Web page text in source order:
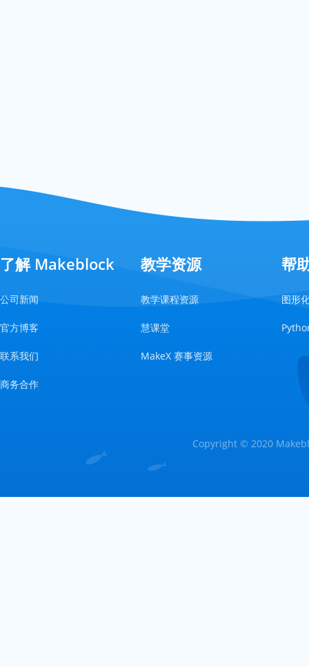
了解 Makeblock
公司新闻
官方博客
联系我们
商务合作
教学资源
教学课程资源
慧课堂
MakeX 赛事资源
帮
图形
Copyright © 2020